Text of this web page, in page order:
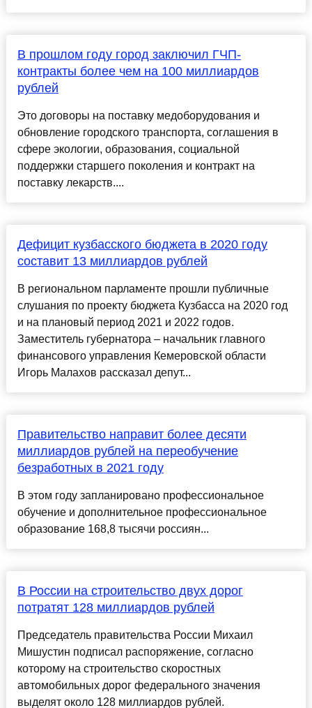
В прошлом году город заключил ГЧП-
контракты более чем на 100 миллиардов
рублей
Это договоры на поставку медоборудования и
обновление городского транспорта, соглашения в
сфере экологии, образования, социальной
поддержки старшего поколения и контракт на
поставку лекарств....
Дефицит кузбасского бюджета в 2020 году
составит 13 миллиардов рублей
В региональном парламенте прошли публичные
слушания по проекту бюджета Кузбасса на 2020 год
и на плановый период 2021 и 2022 годов.
Заместитель губернатора – начальник главного
финансового управления Кемеровской области
Игорь Малахов рассказал депут...
Правительство направит более десяти
миллиардов рублей на переобучение
безработных в 2021 году
В этом году запланировано профессиональное
обучение и дополнительное профессиональное
образование 168,8 тысячи россиян...
В России на строительство двух дорог
потратят 128 миллиардов рублей
Председатель правительства России Михаил
Мишустин подписал распоряжение, согласно
которому на строительство скоростных
автомобильных дорог федерального значения
выделят около 128 миллиардов рублей.